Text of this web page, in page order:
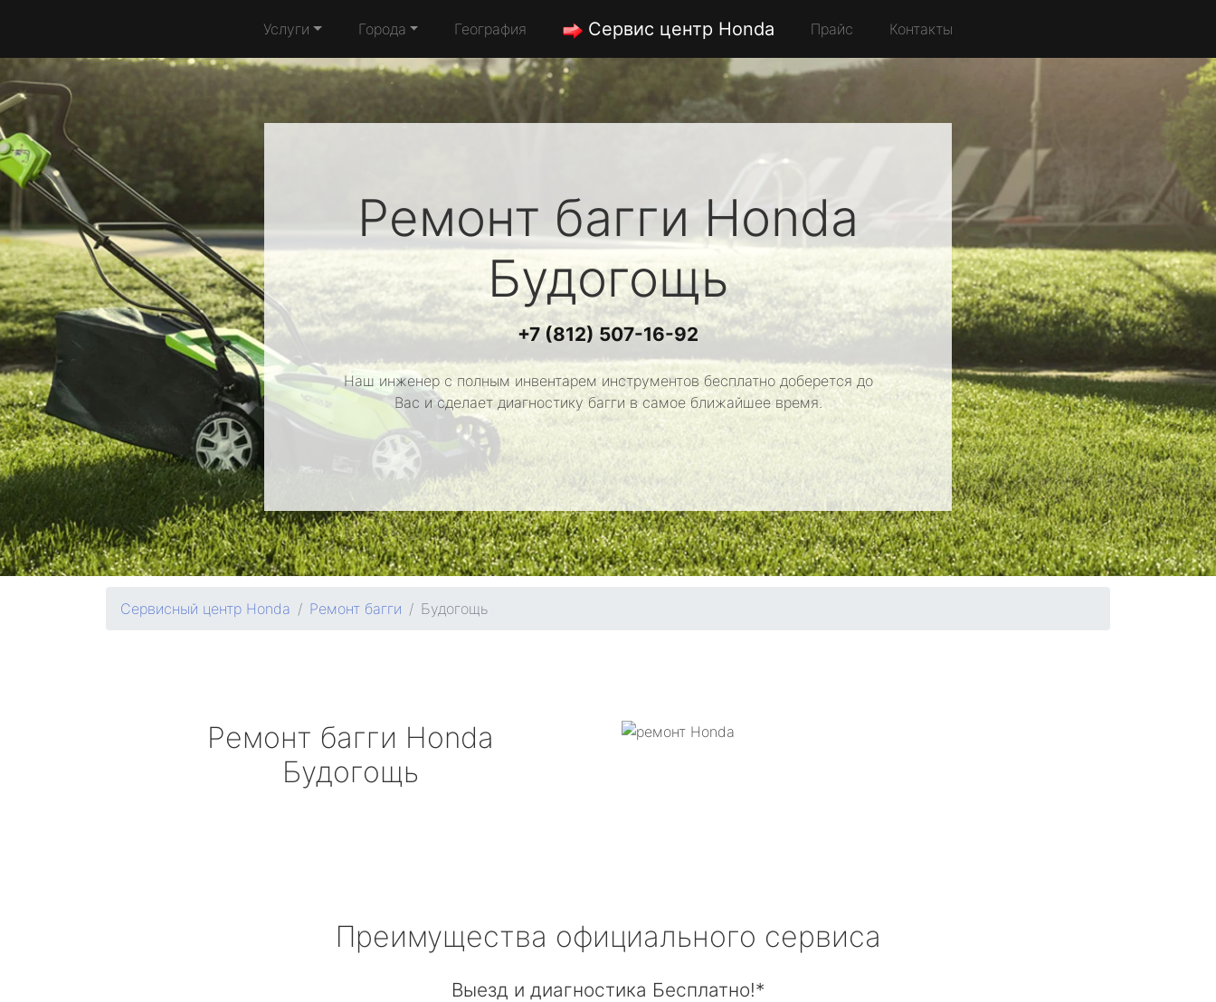
Услуги Города География Сервис центр Honda Прайс Контакты
Ремонт багги Honda
Будогощь
+7 (812) 507-16-92
Наш инженер с полным инвентарем инструментов бесплатно доберется до
Вас и сделает диагностику багги в самое ближайшее время.
Сервисный центр Honda Ремонт багги Будогощь
Ремонт багги Honda
Будогощь
Преимущества официального сервиса
Выезд и диагностика Бесплатно!*